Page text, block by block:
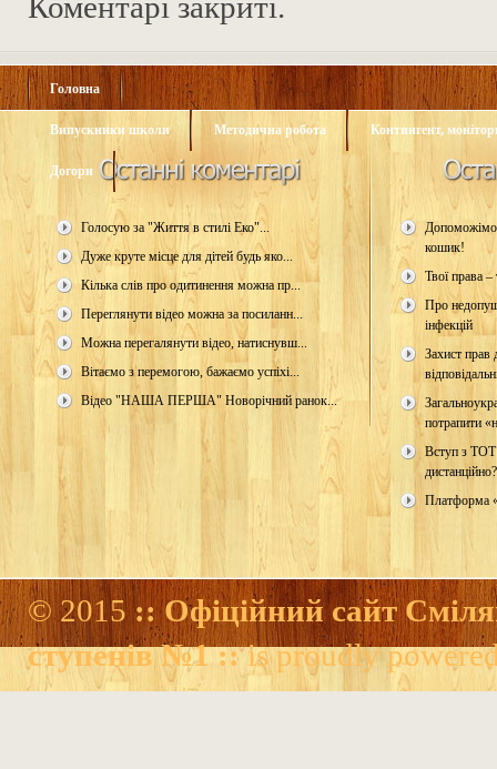
Головна
Випускники школи Методична робота Контингент,
Догори
Голосую за "Життя в стилі Еко"...
Дуже круте місце для дітей будь яко...
Кілька слів про одитинення можна пр...
Переглянути відео можна за посиланн...
Можна перегалянути відео, натиснувш...
Вітаємо з перемогою, бажаємо успіхі...
Відео "НАША ПЕРША" Новорічний ранок...
Допоможімо
кошик!
Твої права –
Про
інфекцій
Захист прав
потрапити
Вступ з
дистанційно?
Платформа
© 2015:: Офіційний сайт
ступенів №1 ::is proudly